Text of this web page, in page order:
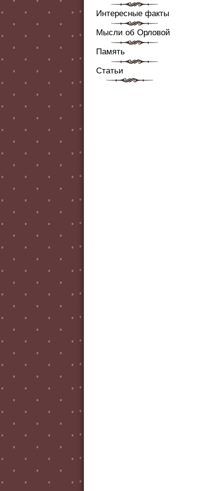
Интересные факты
Мысли об Орловой
Память
Статьи